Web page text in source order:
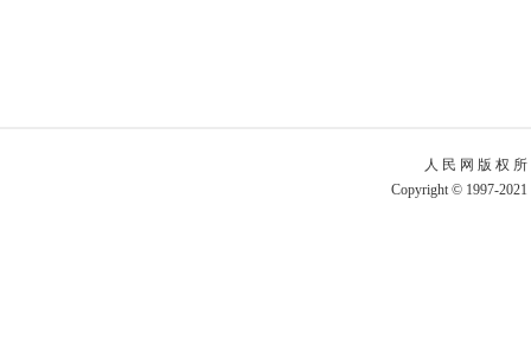
人 民 网 版 权
Copyright © 1997-2021